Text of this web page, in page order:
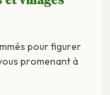
pour figurer
promenant à